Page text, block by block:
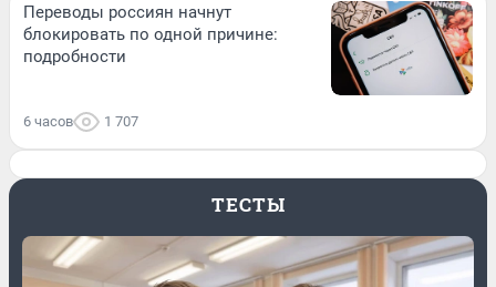
Переводы россиян начнут
блокировать по одной причине:
подробности
6 часов 1 707
ТЕСТЫ